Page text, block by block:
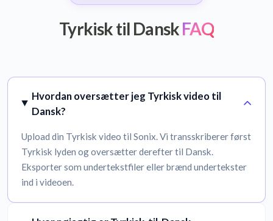
Tyrkisk til DanskFAQ
Hvordan oversætter jeg Tyrkisk video til
Dansk?
Upload din Tyrkisk video til Sonix. Vi transskriberer først
Tyrkisk lyden og oversætter derefter til Dansk.
Eksporter som undertekstfiler eller brænd undertekster
ind i videoen.